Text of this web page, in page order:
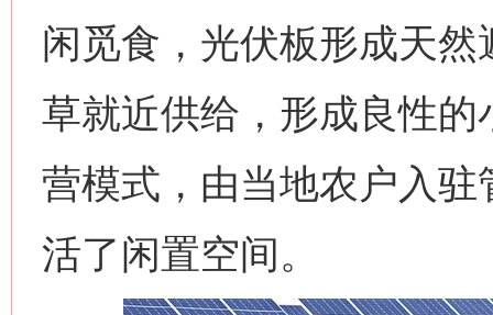
闲觅食，光伏板形成天
草就近供给，形成良性
营模式，由当地农户入
活了闲置空间。